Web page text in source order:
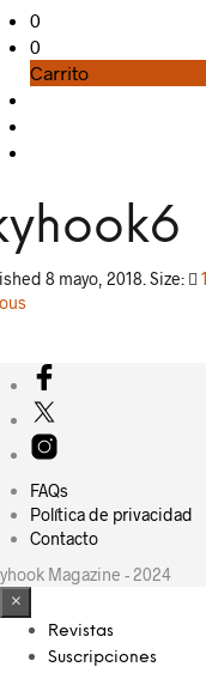
0
0
Carrito
8 mayo, 2018 . Size:
FAQs
Política de privacidad
Contacto
Magazine - 2024
×
Revistas
Suscripciones